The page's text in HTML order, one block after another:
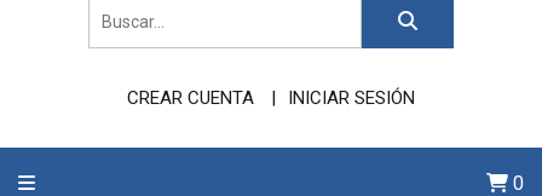
CREAR CUENTA INICIAR SESIÓN
0